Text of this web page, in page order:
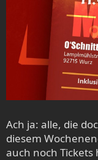
Ach ja: alle, die
diesem
auch noch Tickets